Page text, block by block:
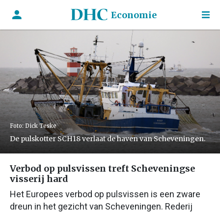
Economie
Foto: Dick Teske
De pulskotter SCH18 verlaat de haven van Scheveningen.
Verbod op pulsvissen treft Scheveningse
visserij hard
Het Europees verbod op pulsvissen is een zware
dreun in het gezicht van Scheveningen. Rederij